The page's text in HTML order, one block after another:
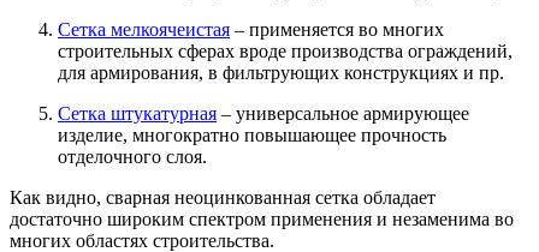
Сетка мелкоячеистая – применяется во многих
строительных сферах вроде производства ограждений,
для армирования, в фильтрующих конструкциях и пр.
Сетка штукатурная – универсальное армирующее
изделие, многократно повышающее прочность
отделочного слоя.
Как видно, сварная неоцинкованная сетка обладает
достаточно широким спектром применения и незаменима во
многих областях строительства.